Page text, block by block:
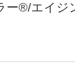
ー®/エイジ